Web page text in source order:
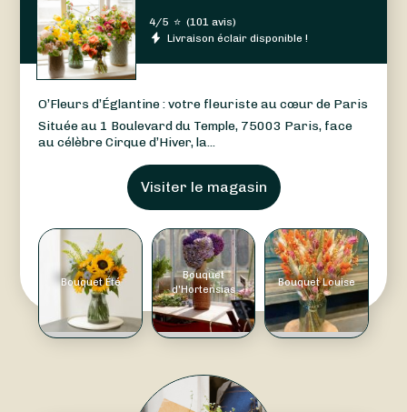
4/5 ⭐ (101 avis)
Livraison éclair disponible !
O’Fleurs d’Églantine : votre fleuriste au cœur de Paris
Située au 1 Boulevard du Temple, 75003 Paris, face
au célèbre Cirque d’Hiver, la...
Visiter le magasin
Bouquet Été
Bouquet
d'Hortensias
Bouquet Louise